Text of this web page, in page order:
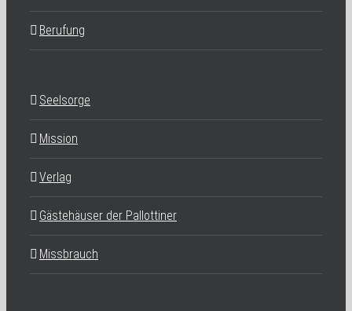
Berufung
Seelsorge
Mission
Verlag
Gästehäuser der Pallottiner
Missbrauch